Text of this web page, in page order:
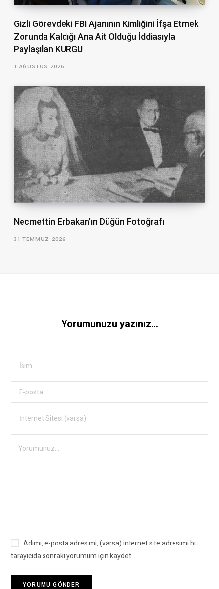
Gizli Görevdeki FBI Ajanının Kimliğini İfşa Etmek
Zorunda Kaldığı Ana Ait Olduğu İddiasıyla
Paylaşılan KURGU
1 AĞUSTOS 2026
Necmettin Erbakan’ın Düğün Fotoğrafı
31 TEMMUZ 2026
Yorumunuzu yazınız...
Adımı, e-posta adresimi, (varsa) internet site adresimi bu
tarayıcıda sonraki yorumum için kaydet